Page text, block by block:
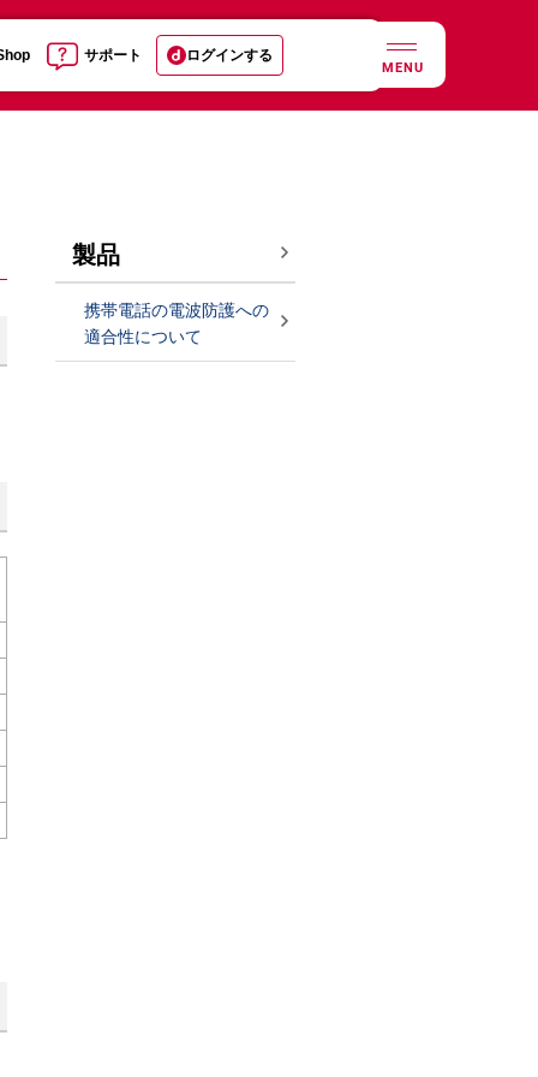
サポート ログインする
MENU
製品
携帯電話の電波防護への
適合性について